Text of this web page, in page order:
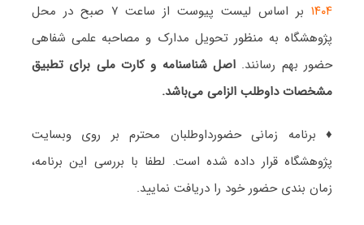
۱۴۰۴
بر اساس لیست پیوست از ساعت ۷ صبح در محل
پژوهشگاه به منظور تحویل مدارک و مصاحبه علمی شفاهی
حضور بهم رسانند. اصل شناسنامه و کارت ملی برای تطبیق
مشخصات داوطلب الزامی می‌باشد.
♦ برنامه زمانی حضورداوطلبان محترم بر روی وبسایت
پژوهشگاه قرار داده شده است. لطفا با بررسی این برنامه،
زمان بندی حضور خود را دریافت نمایید.